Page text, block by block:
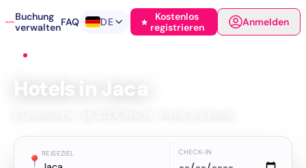
Buchung
verwaltenFAQ DE
Kostenlos
registrieren
Anmelden
Hotels in Jaca
📍 REISEZIEL CHECK-IN